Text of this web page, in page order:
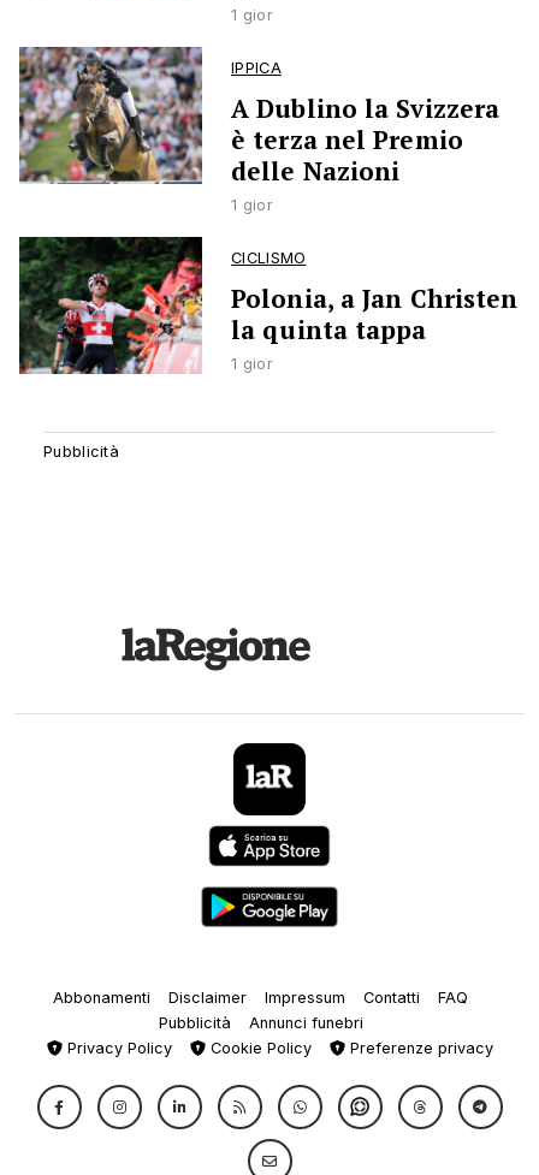
1 gior
IPPICA
A Dublino la Svizzera
è terza nel Premio
delle Nazioni
1 gior
CICLISMO
Polonia, a Jan Christen
la quinta tappa
1 gior
Abbonamenti Disclaimer Impressum Contatti
FAQ
Pubblicità
Annunci funebri
Privacy Policy
Cookie Policy Preferenze privacy